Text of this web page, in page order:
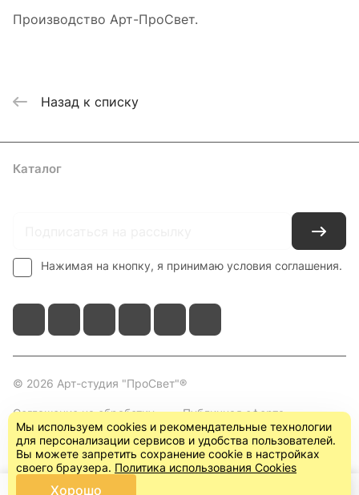
Производство Арт-ПроСвет.
Назад к списку
Каталог
Нажимая на кнопку, я принимаю условия соглашения.
© 2026 Арт-студия "ПроСвет"®
Соглашение на обработку
персональных данных
Публичная оферта
(пользовательское
соглашение)
Мы используем cookies и рекомендательные технологии
для персонализации сервисов и удобства пользователей.
Вы можете запретить сохранение cookie в настройках
своего браузера. Политика использования Cookies
Хорошо